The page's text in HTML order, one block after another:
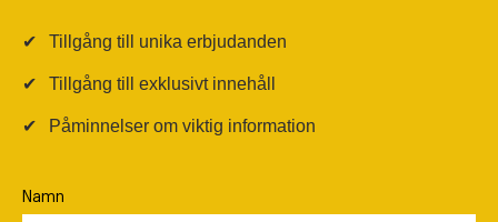
✔ Tillgång till unika erbjudanden
✔ Tillgång till exklusivt innehåll
✔ Påminnelser om viktig information
Namn